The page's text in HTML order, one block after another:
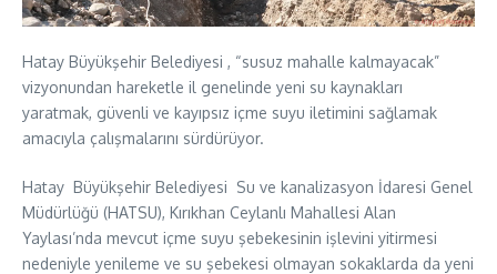
Hatay Büyükşehir Belediyesi , “susuz mahalle kalmayacak”
vizyonundan hareketle il genelinde yeni su kaynakları
yaratmak, güvenli ve kayıpsız içme suyu iletimini sağlamak
amacıyla çalışmalarını sürdürüyor.
Hatay Büyükşehir Belediyesi Su ve kanalizasyon İdaresi Genel
Müdürlüğü (HATSU), Kırıkhan Ceylanlı Mahallesi Alan
Yaylası’nda mevcut içme suyu şebekesinin işlevini yitirmesi
nedeniyle yenileme ve su şebekesi olmayan sokaklarda da yeni